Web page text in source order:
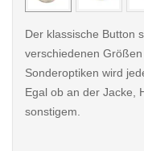
Der klassische Button
verschiedenen
Sonderoptiken wird
Egal ob an der Jacke,
sonstigem.